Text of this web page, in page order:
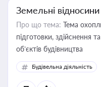
Земельні відносини
Про що тема: Тема
підготовки, здійснення
об’єктів будівництва
Будівельна діяльність